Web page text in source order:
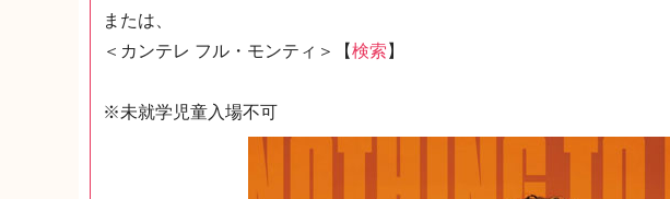
または、
＜カンテレ フル・モンティ＞【検索 】
※未就学児童入場不可